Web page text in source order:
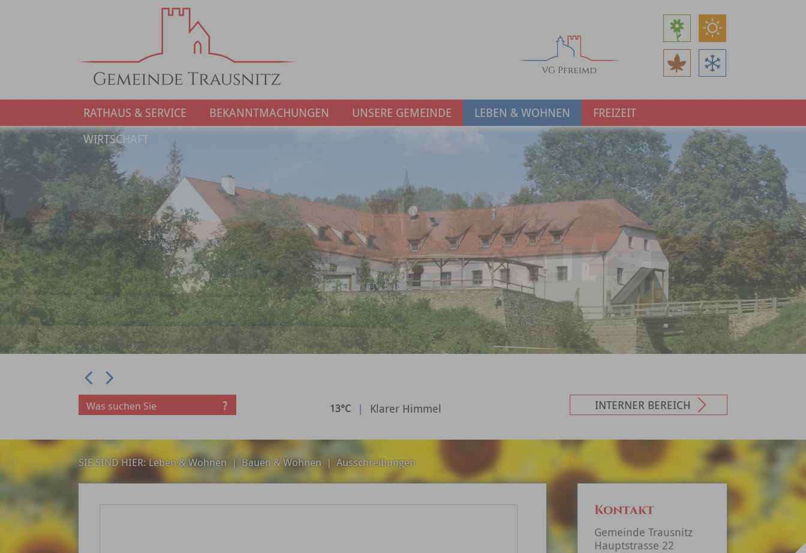
RATHAUS & SERVICE BEKANNTMACHUNGEN UNSERE GEMEINDE LEBEN & WOHNEN
FREIZEIT
WIRTSCHAFT
Prev
13°C | Klarer Himmel INTERNER BEREICH
SIE SIND HIER:Leben & Wohnen | Bauen & Wohnen | Ausschreibungen
Kontakt
Gemeinde Trausnitz
Hauptstrasse 22